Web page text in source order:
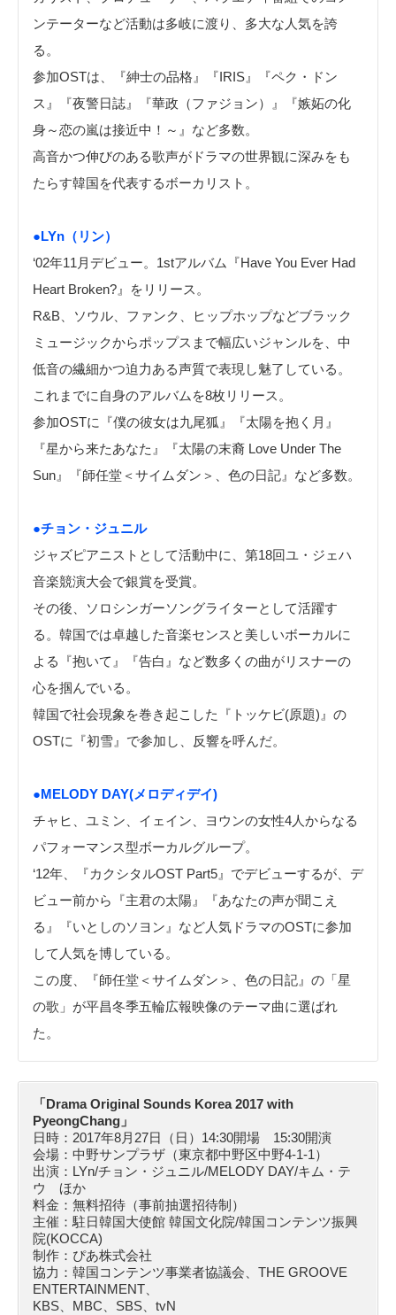
ンテーターなど活動は多岐に渡り、多大な人気を誇
る。
参加OSTは、『紳士の品格』『IRIS』『ペク・ドン
ス』『夜警日誌』『華政（ファジョン）』『嫉妬の化
身～恋の嵐は接近中！～』など多数。
高音かつ伸びのある歌声がドラマの世界観に深みをも
たらす韓国を代表するボーカリスト。
●LYn（リン）
‘02年11月デビュー。1stアルバム『Have You Ever Had
Heart Broken?』をリリース。
R&B、ソウル、ファンク、ヒップホップなどブラック
ミュージックからポップスまで幅広いジャンルを、中
低音の繊細かつ迫力ある声質で表現し魅了している。
これまでに自身のアルバムを8枚リリース。
参加OSTに『僕の彼女は九尾狐』『太陽を抱く月』
『星から来たあなた』『太陽の末裔 Love Under The
Sun』『師任堂＜サイムダン＞、色の日記』など多数。
●チョン・ジュニル
ジャズピアニストとして活動中に、第18回ユ・ジェハ
音楽競演大会で銀賞を受賞。
その後、ソロシンガーソングライターとして活躍す
る。韓国では卓越した音楽センスと美しいボーカルに
よる『抱いて』『告白』など数多くの曲がリスナーの
心を掴んでいる。
韓国で社会現象を巻き起こした『トッケビ(原題)』の
OSTに『初雪』で参加し、反響を呼んだ。
●MELODY DAY(メロディデイ)
チャヒ、ユミン、イェイン、ヨウンの女性4人からなる
パフォーマンス型ボーカルグループ。
‘12年、『カクシタルOST Part5』でデビューするが、デ
ビュー前から『主君の太陽』『あなたの声が聞こえ
る』『いとしのソヨン』など人気ドラマのOSTに参加
して人気を博している。
この度、『師任堂＜サイムダン＞、色の日記』の「星
の歌」が平昌冬季五輪広報映像のテーマ曲に選ばれ
た。
「Drama Original Sounds Korea 2017 with
PyeongChang」
日時：2017年8月27日（日）14:30開場 15:30開演
会場：中野サンプラザ（東京都中野区中野4-1-1）
出演：LYn/チョン・ジュニル/MELODY DAY/キム・テ
ウ ほか
料金：無料招待（事前抽選招待制）
主催：駐日韓国大使館 韓国文化院/韓国コンテンツ振興
院(KOCCA)
制作：ぴあ株式会社
協力：韓国コンテンツ事業者協議会、THE GROOVE
ENTERTAINMENT、
KBS、MBC、SBS、tvN